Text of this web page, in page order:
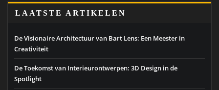
LAATSTE ARTIKELEN
De Visionaire Architectuur van Bart Lens: Een Meester in
Creativiteit
De Toekomst van Interieurontwerpen: 3D Design in de
Spotlight